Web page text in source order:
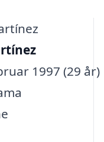
1997 (29 år)